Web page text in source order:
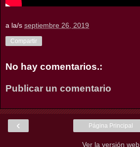
a la/s septiembre 26, 2019
Compartir
No hay comentarios.:
Publicar un comentario
‹ Página Principal
Ver la versión web